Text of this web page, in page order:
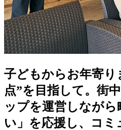
子どもからお年寄り
点”を目指して。街
ップを運営しながら
い」を応援し、コミ